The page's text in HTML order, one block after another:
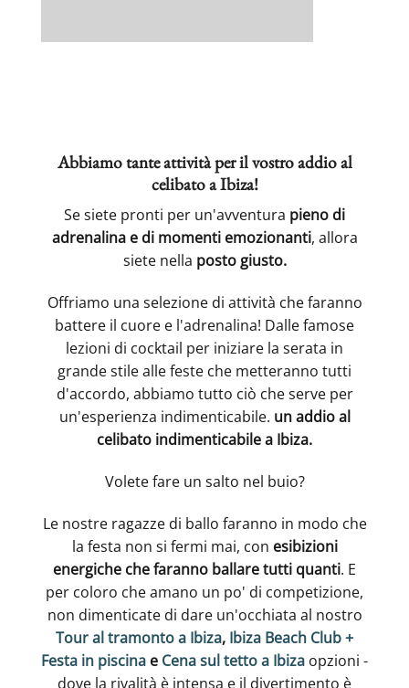
Abbiamo tante attività per il vostro addio al
celibato a Ibiza!
Se siete pronti per un'avventura pieno di
adrenalina e di momenti emozionanti, allora
siete nella posto giusto.
Offriamo una selezione di attività che faranno
battere il cuore e l'adrenalina! Dalle famose
lezioni di cocktail per iniziare la serata in
grande stile alle feste che metteranno tutti
d'accordo, abbiamo tutto ciò che serve per
un'esperienza indimenticabile. un addio al
celibato indimenticabile a Ibiza.
Volete fare un salto nel buio?
Le nostre ragazze di ballo faranno in modo che
la festa non si fermi mai, con esibizioni
energiche che faranno ballare tutti quanti. E
per coloro che amano un po' di competizione,
non dimenticate di dare un'occhiata al nostro
Tour al tramonto a Ibiza, Ibiza Beach Club +
Festa in piscina e Cena sul tetto a Ibiza opzioni -
dove la rivalità è intensa e il divertimento è